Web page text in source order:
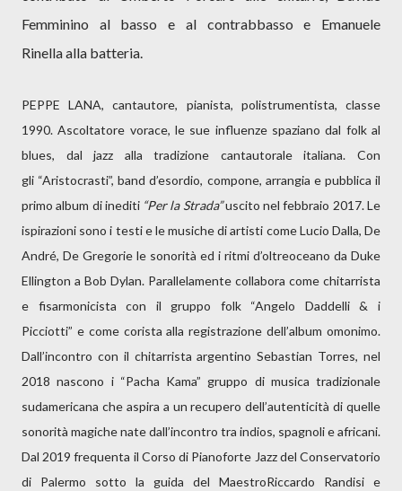
Femminino al basso e al contrabbasso e Emanuele
Rinella alla batteria.
PEPPE LANA, cantautore, pianista, polistrumentista, classe
1990. Ascoltatore vorace, le sue influenze spaziano dal folk al
blues, dal jazz alla tradizione cantautorale italiana. Con
gli “Aristocrasti”, band d’esordio, compone, arrangia e pubblica il
primo album di inediti “Per la Strada”uscito nel febbraio 2017. Le
ispirazioni sono i testi e le musiche di artisti come Lucio Dalla, De
André, De Gregorie le sonorità ed i ritmi d’oltreoceano da Duke
Ellington a Bob Dylan. Parallelamente collabora come chitarrista
e fisarmonicista con il gruppo folk “Angelo Daddelli & i
Picciotti” e come corista alla registrazione dell’album omonimo.
Dall’incontro con il chitarrista argentino Sebastian Torres, nel
2018 nascono i “Pacha Kama” gruppo di musica tradizionale
sudamericana che aspira a un recupero dell’autenticità di quelle
sonorità magiche nate dall’incontro tra indios, spagnoli e africani.
Dal 2019 frequenta il Corso di Pianoforte Jazz del Conservatorio
di Palermo sotto la guida del MaestroRiccardo Randisi e